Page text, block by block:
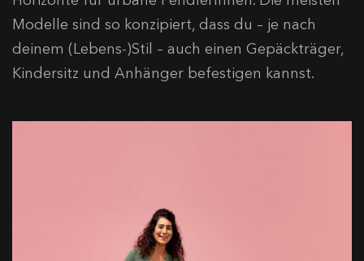
Modelle sind so konzipiert, dass du – je nach
deinem (Lebens-)Stil – auch einen Gepäckträger,
Kindersitz und Anhänger befestigen kannst.